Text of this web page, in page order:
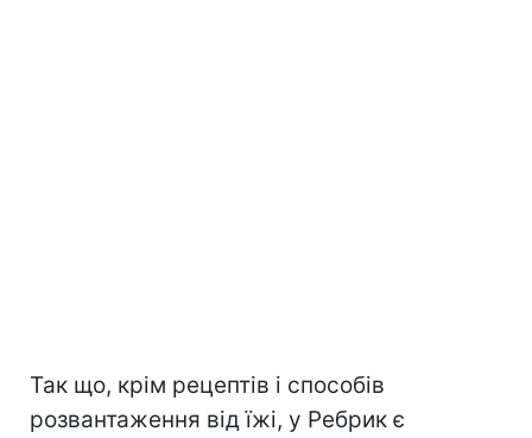
Так що, крім рецептів і способів
розвантаження від їжі, у Ребрик є